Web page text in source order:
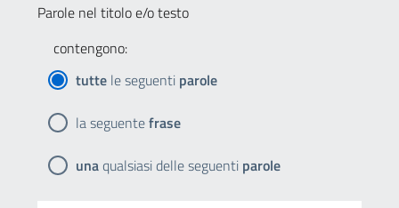
Parole nel titolo e/o testo
contengono:
tutte le seguenti parole
la seguentefrase
unaqualsiasi delle seguenti parole